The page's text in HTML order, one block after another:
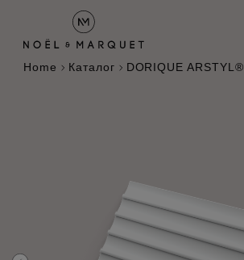
Home Каталог DORIQUE ARSTYL®